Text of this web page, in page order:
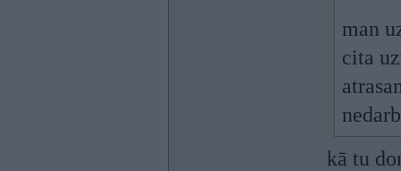
man
cita
kā tu